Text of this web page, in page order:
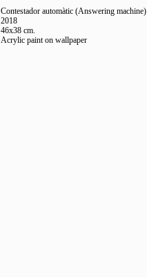
Contestador automàtic (Answering machine)
2018
46x38 cm.
Acrylic paint on wallpaper